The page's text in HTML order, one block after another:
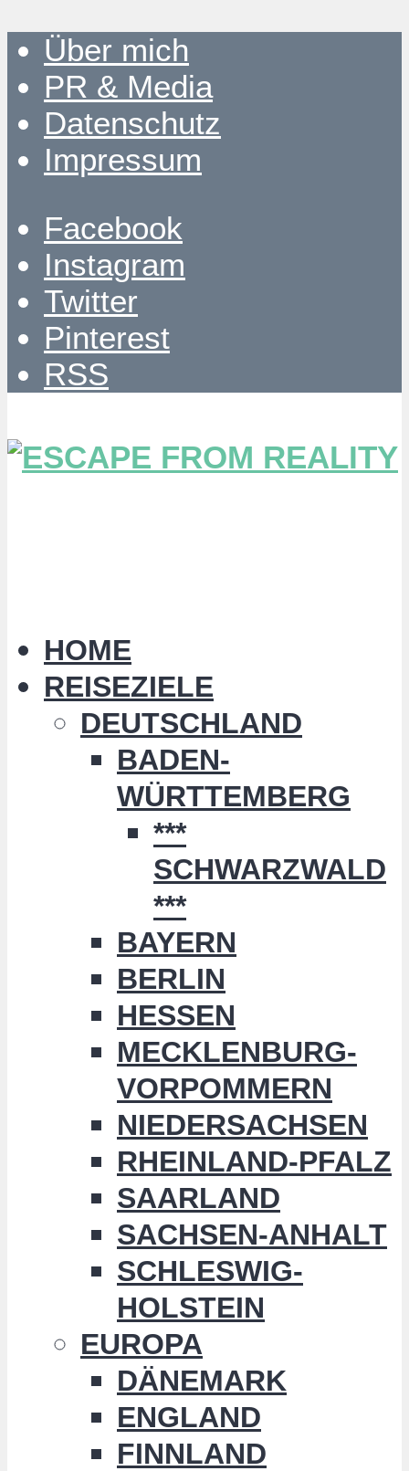
Über mich
PR & Media
Datenschutz
Impressum
Facebook
Instagram
Twitter
Pinterest
RSS
HOME
REISEZIELE
DEUTSCHLAND
BADEN-
WÜRTTEMBERG
***
SCHWARZWALD
***
BAYERN
BERLIN
HESSEN
MECKLENBURG-
VORPOMMERN
NIEDERSACHSEN
RHEINLAND-PFALZ
SAARLAND
SACHSEN-ANHALT
SCHLESWIG-
HOLSTEIN
EUROPA
DÄNEMARK
ENGLAND
FINNLAND